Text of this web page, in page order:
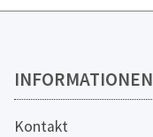
INFORMATIONEN
Kontakt